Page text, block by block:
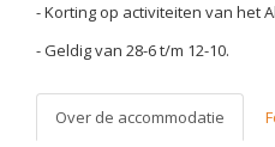
- Korting op activiteiten van het
- Geldig van 28-6 t/m 12-10.
Over de accommodatie